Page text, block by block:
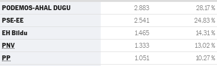
PODEMOS-AHAL DUGU 2.883 28,17 %
PSE-EE 2.541 24,83 %
EH Bildu 1.465 14,31 %
PNV 1.333 13,02 %
PP 1.051 10,27 %